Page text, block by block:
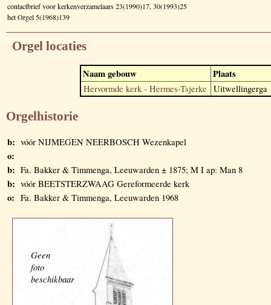
contactbrief voor kerkenverzamelaars 23(1990)17, 30(1993)25
het Orgel 5(1968)139
Orgel locaties
Naam gebouw Plaats
Hervormde kerk - Hermes-Tsjerke Uitwellingerga
Orgelhistorie
b: vóór NIJMEGEN NEERBOSCH Wezenkapel
o:
b: Fa. Bakker & Timmenga, Leeuwarden ± 1875; M I ap: Man 8
b: vóór BEETSTERZWAAG Gereformeerde kerk
o: Fa. Bakker & Timmenga, Leeuwarden 1968
Geen
foto
beschikbaar